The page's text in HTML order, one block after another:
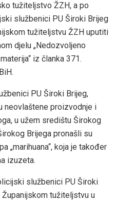
tužiteljstvo ŽZH, a po
službenici PU Široki Brijeg
tužiteljstvu ŽZH uputiti
djelu „Nedozvoljeno
iz članka 371.
PU Široki Brijeg,
neovlaštene proizvodnje i
u užem središtu Širokog
Brijega pronašli su
„marihuana“, koja je također
izuzeta.
službenici PU Široki
tužiteljstvu u